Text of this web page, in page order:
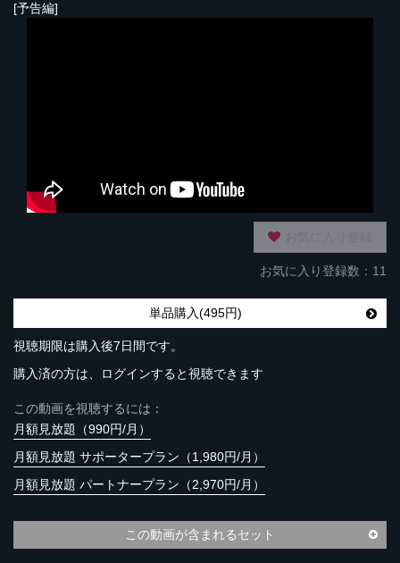
[予告編]
お気に入り登録数：11
単品購入(495円)
視聴期限は購入後7日間です。
購入済の方は、ログインすると視聴できます
この動画を視聴するには：
月額見放題（990円/月）
月額見放題 サポータープラン（1,980円/月）
月額見放題 パートナープラン（2,970円/月）
この動画が含まれるセット